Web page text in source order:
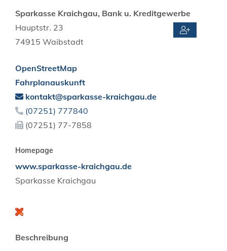
Sparkasse Kraichgau, Bank u. Kreditgewerbe
Hauptstr. 23
74915 Waibstadt
OpenStreetMap
Fahrplanauskunft
kontakt@sparkasse-kraichgau.de
(07251) 777840
(07251) 77-7858
Homepage
www.sparkasse-kraichgau.de
Sparkasse Kraichgau
Beschreibung